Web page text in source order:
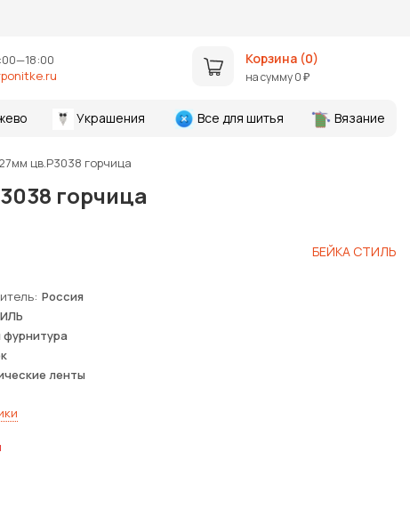
Корзина (0)
на сумму0 ₽
Украшения Все для шитья Вязание
цв.Р3038 горчица
горчица
БЕЙКА СТИЛЬ
Россия
ленты